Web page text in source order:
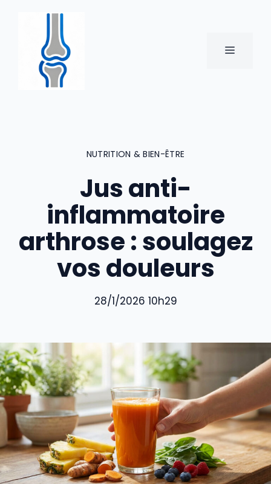
MENU
NUTRITION & BIEN-ÊTRE
Jus anti-
inflammatoire
arthrose : soulagez
vos douleurs
28/1/2026 10h29